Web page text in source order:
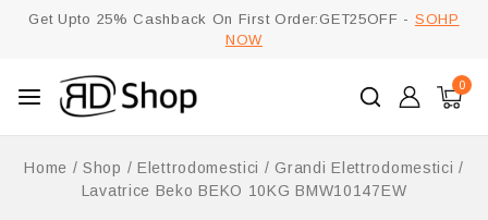
Get Upto 25% Cashback On First Order:GET25OFF - SOHP
NOW
0
Home / Shop / Elettrodomestici / Grandi Elettrodomestici /
Lavatrice Beko BEKO 10KG BMW10147EW